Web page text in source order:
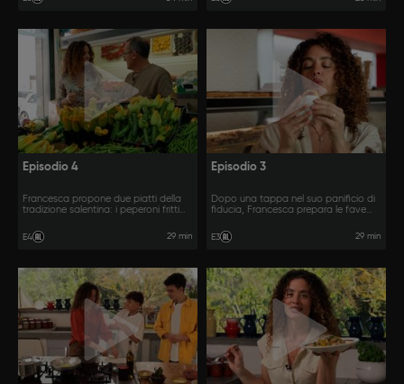
Episodio 4
Francesca propone due piatti della
tradizione salentina: i peperoni fritti
torta antica e gustosa.
E4 29 min
Episodio 3
Dopo una tappa nel suo panificio di
fiducia, Francesca prepara le fave
l’acquasale.
E3 29 min